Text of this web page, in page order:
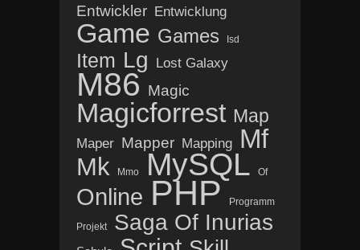
Entwickler Entwicklung
Game Games Isd
Item Lg Lost Galaxy
M86 Magic
Magicforrest Map
Maper Mapper Mapping Mf
Mk Mmo MySQL Of
Online PHP Programm
Projekt Saga Of Inurias